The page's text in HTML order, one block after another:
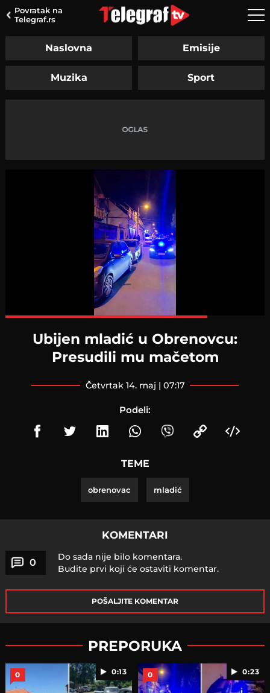
Povratak na
Telegraf.rs
Naslovna Emisije
Muzika Sport
Loaded:
Ubijen mladić u Obrenovcu:
Presudili mu mačetom
četvrtak 14. maj | 07:17
Podeli:
TEME
obrenovac mladić
KOMENTARI
0
Do sada nije bilo komentara.
Budite prvi koji će ostaviti komentar.
POŠALJITE KOMENTAR
PREPORUKA
0:13
0 0:23
0